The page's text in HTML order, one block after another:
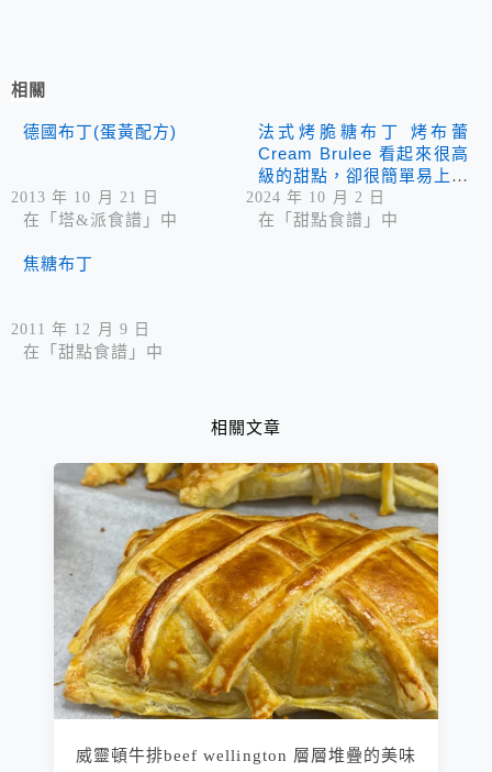
相關
德國布丁(蛋黃配方)
2013 年 10 月 21 日
在「塔&派食譜」中
法式烤脆糖布丁 烤布蕾
Cream Brulee 看起來很高
級的甜點，卻很簡單易上手
喔
2024 年 10 月 2 日
在「甜點食譜」中
焦糖布丁
2011 年 12 月 9 日
在「甜點食譜」中
相關文章
威靈頓牛排beef wellington 層層堆疊的美味